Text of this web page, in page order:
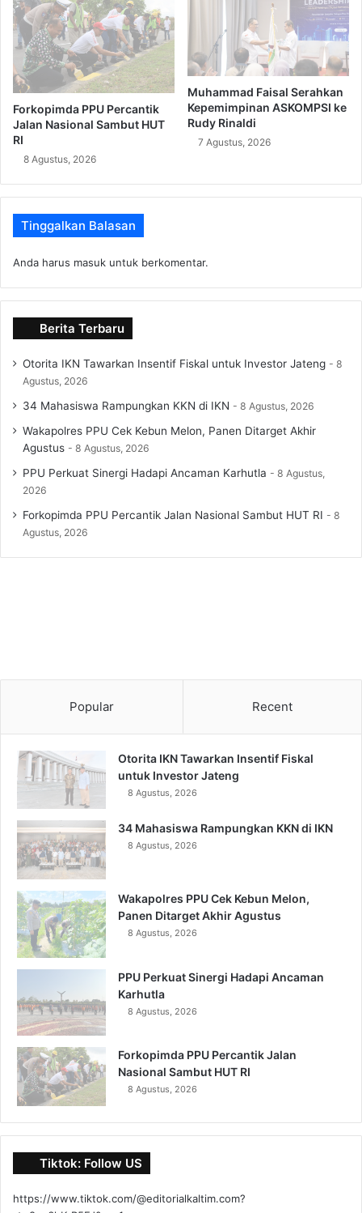
Forkopimda PPU Percantik
Jalan Nasional Sambut HUT
RI
8 Agustus, 2026
Muhammad Faisal Serahkan
Kepemimpinan ASKOMPSI ke
Rudy Rinaldi
7 Agustus, 2026
Tinggalkan Balasan
Anda harus masuk untuk berkomentar.
Berita Terbaru
Otorita IKN Tawarkan Insentif Fiskal untuk Investor Jateng
8
Agustus, 2026
34 Mahasiswa Rampungkan KKN di IKN 8 Agustus, 2026
Wakapolres PPU Cek Kebun Melon, Panen Ditarget Akhir
Agustus
8 Agustus, 2026
PPU Perkuat Sinergi Hadapi Ancaman Karhutla
8 Agustus,
2026
Forkopimda PPU Percantik Jalan Nasional Sambut HUT RI
8
Agustus, 2026
Popular Recent
Otorita IKN Tawarkan Insentif Fiskal
untuk Investor Jateng
8 Agustus, 2026
34 Mahasiswa Rampungkan KKN di IKN
8 Agustus, 2026
Wakapolres PPU Cek Kebun Melon,
Panen Ditarget Akhir Agustus
8 Agustus, 2026
PPU Perkuat Sinergi Hadapi Ancaman
Karhutla
8 Agustus, 2026
Forkopimda PPU Percantik Jalan
Nasional Sambut HUT RI
8 Agustus, 2026
Tiktok: Follow US
https://www.tiktok.com/@editorialkaltim.com?